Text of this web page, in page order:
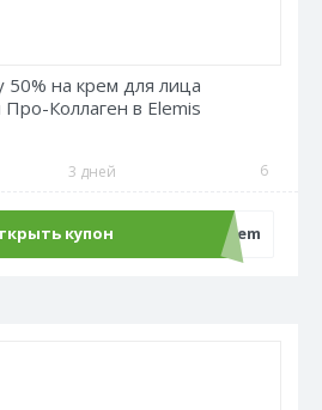
50% на крем для лица
Коллаген в Elemis
3 дней 6
купон sale50crem